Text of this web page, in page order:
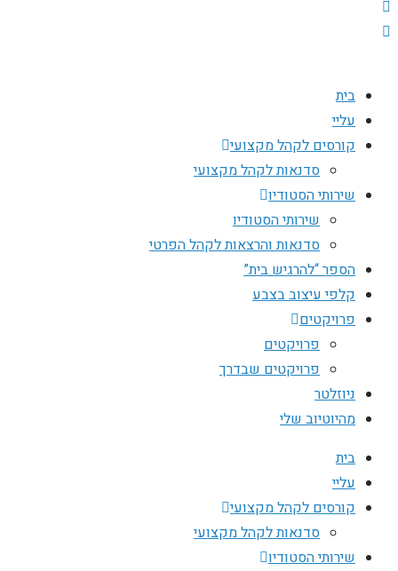
בית
עליי
קורסים לקהל מקצועי
סדנאות לקהל מקצועי
שירותי הסטודיו
שירותי הסטודיו
סדנאות והרצאות לקהל הפרטי
הספר “להרגיש בית”
קלפי עיצוב בצבע
פרויקטים
פרויקטים
פרויקטים שבדרך
ניוזלטר
מהיוטיוב שלי
בית
עליי
קורסים לקהל מקצועי
סדנאות לקהל מקצועי
שירותי הסטודיו